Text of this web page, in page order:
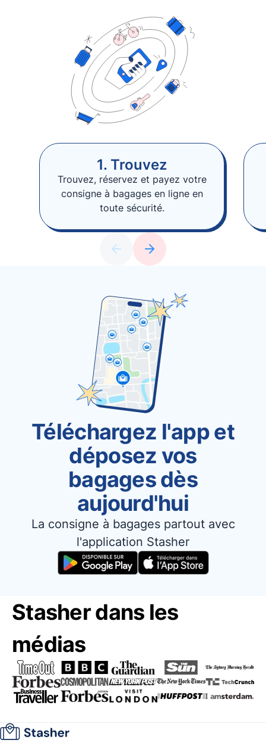
1. Trouvez
Trouvez, réservez et payez votre
consigne à bagages en ligne en
toute sécurité.
Téléchargez l'app et
déposez vos
bagages dès
aujourd'hui
La consigne à bagages partout avec
l'application Stasher
Stasher dans les
médias